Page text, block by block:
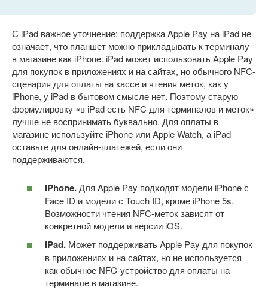
С iPad важное уточнение: поддержка Apple Pay на iPad не
означает, что планшет можно прикладывать к терминалу
в магазине как iPhone. iPad может использовать Apple Pay
для покупок в приложениях и на сайтах, но обычного NFC-
сценария для оплаты на кассе и чтения меток, как у
iPhone, у iPad в бытовом смысле нет. Поэтому старую
формулировку «в iPad есть NFC для терминалов и меток»
лучше не воспринимать буквально. Для оплаты в
магазине используйте iPhone или Apple Watch, а iPad
оставьте для онлайн-платежей, если они
поддерживаются.
iPhone.Для Apple Pay подходят модели iPhone с
Face ID и модели с Touch ID, кроме iPhone 5s.
Возможности чтения NFC-меток зависят от
конкретной модели и версии iOS.
iPad. Может поддерживать Apple Pay для покупок
в приложениях и на сайтах, но не используется
как обычное NFC-устройство для оплаты на
терминале в магазине.